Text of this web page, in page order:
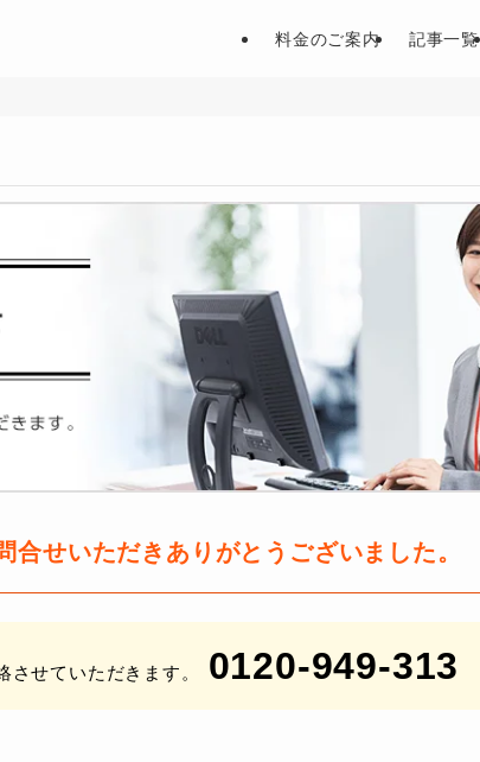
料金のご案内 記事一覧
合せいただき ありがとうございました。
させていただきます。 0120-949-313